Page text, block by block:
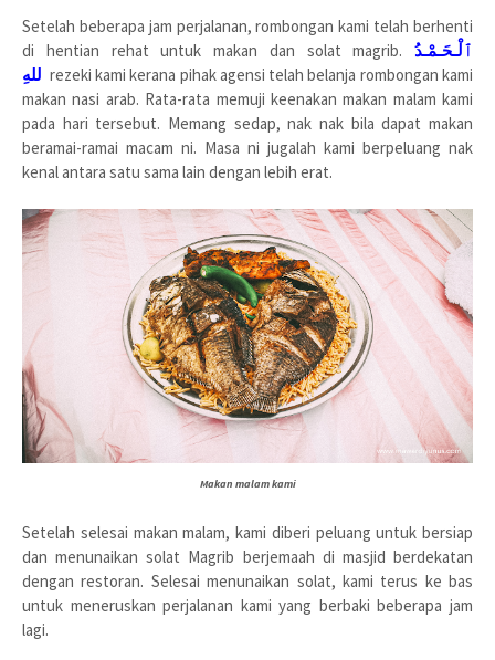
Setelah beberapa jam perjalanan, rombongan kami telah berhenti
di hentian rehat untuk makan dan solat magrib. ٱلْـحَـمْـدُ
rezeki kami kerana pihak agensi telah belanja rombongan kami
makan nasi arab. Rata-rata memuji keenakan makan malam kami
pada hari tersebut. Memang sedap, nak nak bila dapat makan
beramai-ramai macam ni. Masa ni jugalah kami berpeluang nak
kenal antara satu sama lain dengan lebih erat.
Makan malam kami
Setelah selesai makan malam, kami diberi peluang untuk bersiap
dan menunaikan solat Magrib berjemaah di masjid berdekatan
dengan restoran. Selesai menunaikan solat, kami terus ke bas
untuk meneruskan perjalanan kami yang berbaki beberapa jam
lagi.